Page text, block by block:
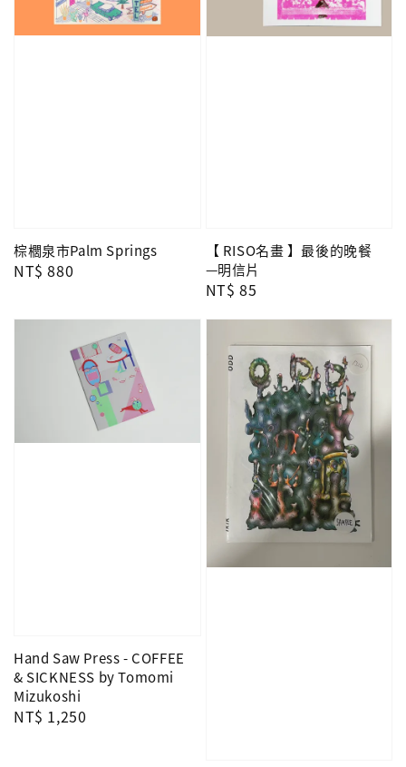
棕櫚泉市Palm Springs
Regular
NT$ 880
【 RISO名畫 】最後的晚餐
—明信片
Regular
NT$ 85
Hand Saw Press - COFFEE
& SICKNESS by Tomomi
Mizukoshi
Regular
NT$ 1,250